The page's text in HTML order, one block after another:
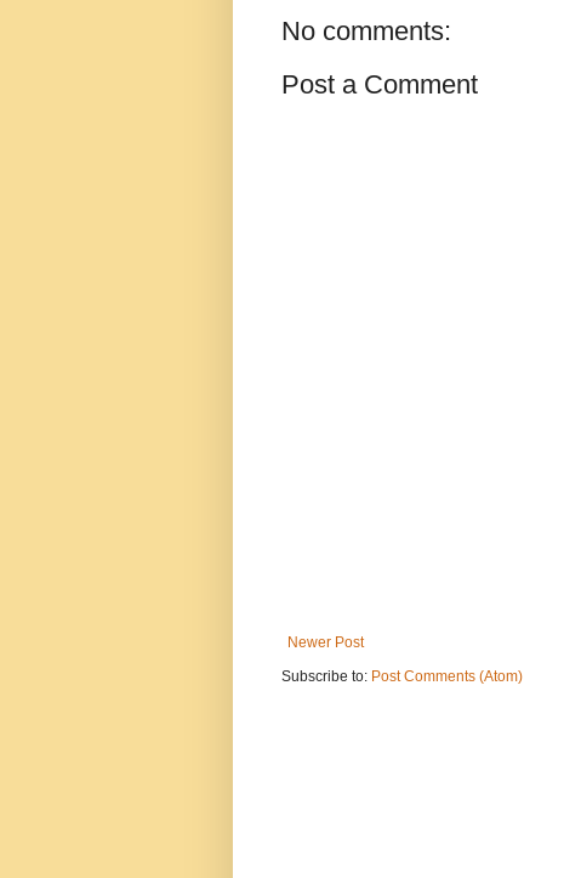
No comments:
Post a Comment
Newer Post
Subscribe to: Post Comments (Atom)